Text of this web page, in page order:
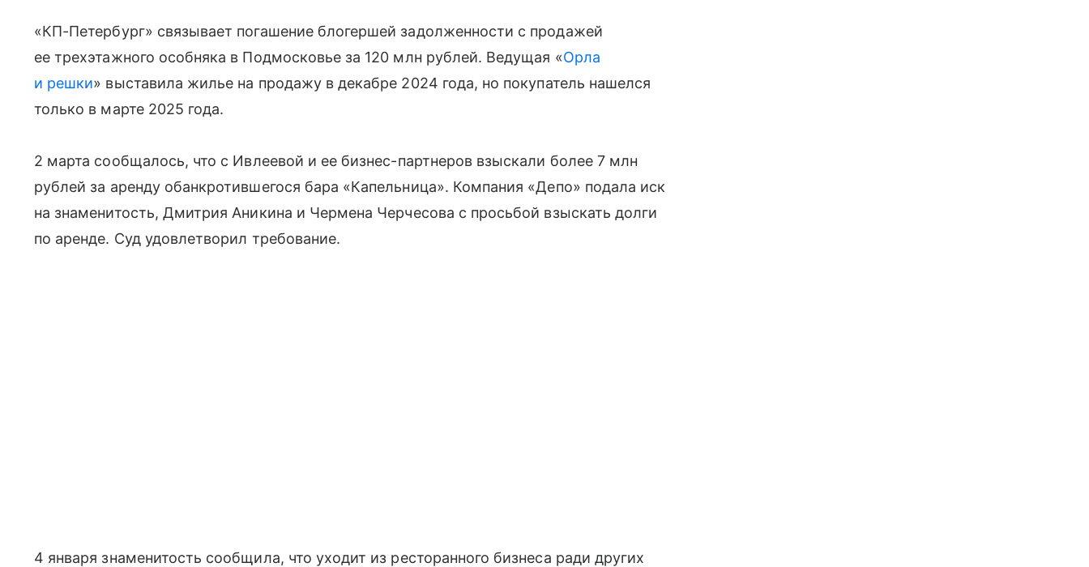
«КП-Петербург» связывает погашение блогершей задолженности с продажей
ее трехэтажного особняка в Подмосковье за 120 млн рублей. Ведущая «Орла
и решки» выставила жилье на продажу в декабре 2024 года, но покупатель нашелся
только в марте 2025 года.
2 марта сообщалось, что с Ивлеевой и ее бизнес-партнеров взыскали более 7 млн
рублей за аренду обанкротившегося бара «Капельница». Компания «Депо» подала иск
на знаменитость, Дмитрия Аникина и Чермена Черчесова с просьбой взыскать долги
по аренде. Суд удовлетворил требование.
4 января знаменитость сообщила, что уходит из ресторанного бизнеса ради других